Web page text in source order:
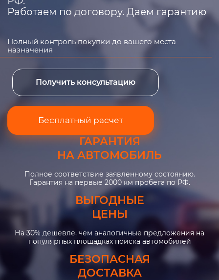
Работаем по договору. Даем гарантию
Полный контроль покупки до вашего места
назначения
Получить консультацию
Бесплатный расчет
ГАРАНТИЯ
НА АВТОМОБИЛЬ
Полное соответствие заявленному состоянию.
Гарантия на первые 2000 км пробега по РФ.
ВЫГОДНЫЕ
ЦЕНЫ
На 30% дешевле, чем аналогичные предложения на
популярных площадках поиска автомобилей
БЕЗОПАСНАЯ
ДОСТАВКА